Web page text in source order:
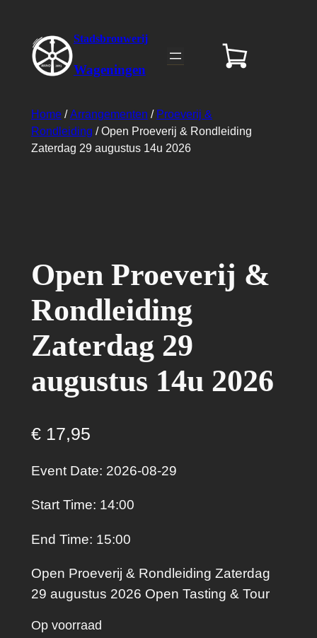
Stadsbrouwerij
Wageningen
Home/Arrangementen / Proeverij &
Rondleiding / Open Proeverij & Rondleiding
Zaterdag 29 augustus 14u 2026
Open Proeverij &
Rondleiding
Zaterdag 29
augustus 14u 2026
€17,95
Event Date: 2026-08-29
Start Time: 14:00
End Time: 15:00
Open Proeverij & Rondleiding Zaterdag
29 augustus 2026 Open Tasting & Tour
Op voorraad